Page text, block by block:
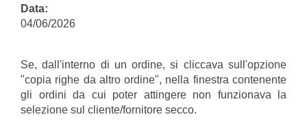
Data:
04/06/2026
Se, dall'interno di un ordine, si cliccava sull'opzione
"copia righe da altro ordine", nella finestra contenente
gli ordini da cui poter attingere non funzionava la
selezione sul cliente/fornitore secco.